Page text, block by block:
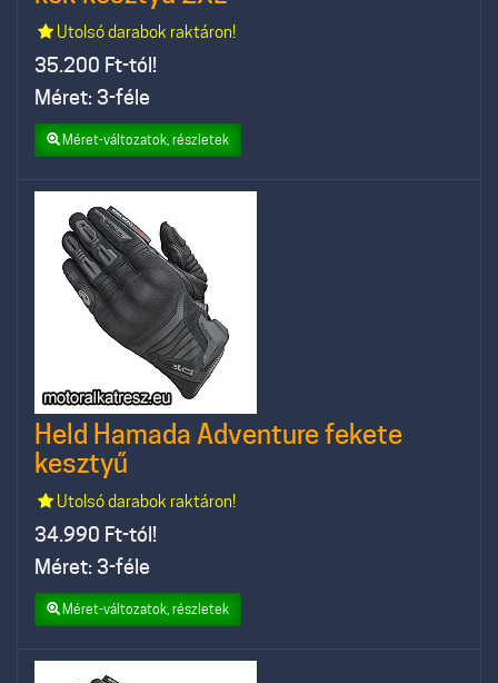
Utolsó darabok raktáron!
35.200 Ft-tól!
Méret: 3-féle
Méret-változatok, részletek
Held Hamada Adventure fekete
kesztyű
Utolsó darabok raktáron!
34.990 Ft-tól!
Méret: 3-féle
Méret-változatok, részletek